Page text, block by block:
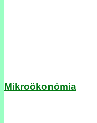
Mikroökonómia